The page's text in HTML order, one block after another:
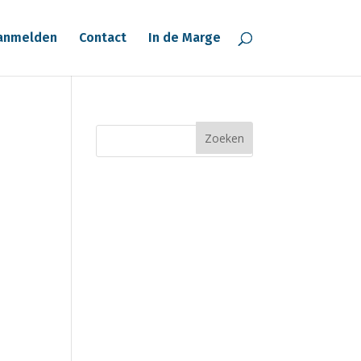
Contact In de Marge